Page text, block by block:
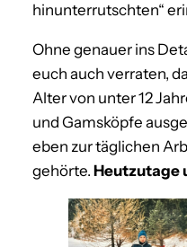
hinunterrutschten“
Ohne genauer ins
euch auch verraten,
Alter von unter 12
und Gamsköpfe
eben zur täglichen
gehörte. Heutzutage